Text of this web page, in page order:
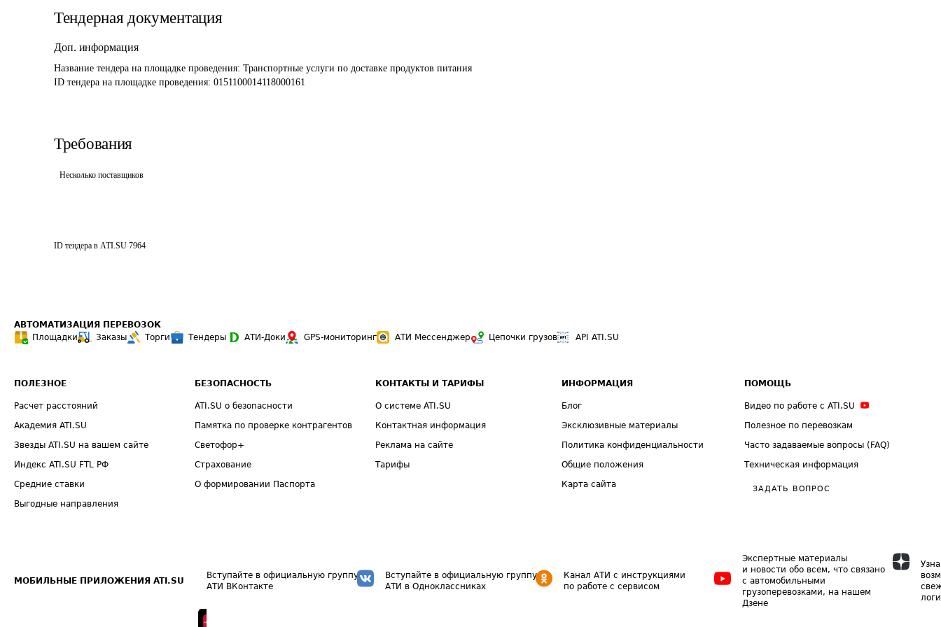
Тендерная документация
Доп. информация
Название тендера на площадке проведения: Транспортные услуги по доставке продуктов питания
ID тендера на площадке проведения: 0151100014118000161
Требования
Несколько поставщиков
ID тендера в ATI.SU 7964
АВТОМАТИЗАЦИЯ ПЕРЕВОЗОК
Площадки
Заказы Торги Тендеры АТИ-Доки GPS-мониторинг АТИ Мессенджер Цепочки грузов API ATI.SU
ПОЛЕЗНОЕ
Расчет расстояний
Академия ATI.SU
Звезды ATI.SU на вашем сайте
Индекс ATI.SU FTL РФ
Средние ставки
Выгодные направления
БЕЗОПАСНОСТЬ
ATI.SU о безопасности
Памятка по проверке контрагентов
Светофор+
Страхование
О формировании Паспорта
КОНТАКТЫ И ТАРИФЫ
О системе ATI.SU
Контактная информация
Реклама на сайте
Тарифы
ИНФОРМАЦИЯ
Блог
Эксклюзивные материалы
Политика конфиденциальности
Общие положения
Карта сайта
ПОМОЩЬ
Видео по работе с ATI.SU
Полезное по перевозкам
Часто задаваемые вопросы (FAQ)
Техническая информация
ЗАДАТЬ ВОПРОС
МОБИЛЬНЫЕ ПРИЛОЖЕНИЯ ATI.SU
Вступайте в официальную группу
АТИ ВКонтакте
Вступайте в официальную группу
АТИ в Одноклассниках
Канал АТИ с инструкциями
по работе с сервисом
Экспертные материалы
и новости обо всем, что связано
с автомобильными
грузоперевозками, на нашем
Дзене